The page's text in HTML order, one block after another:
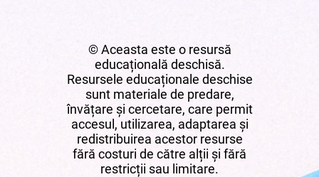
© Aceasta este o resursă
educațională deschisă.
Resursele educaționale deschise
sunt materiale de predare,
învățare și cercetare, care permit
accesul, utilizarea, adaptarea și
redistribuirea acestor resurse
fără costuri de către alții și fără
restricții sau limitare.